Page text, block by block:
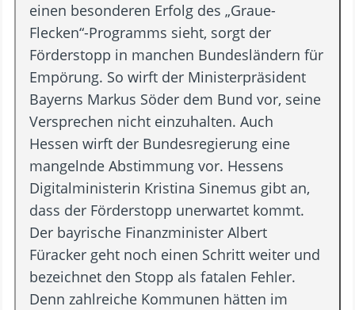
einen besonderen Erfolg des „Graue-
Flecken“-Programms sieht, sorgt der
Förderstopp in manchen Bundesländern für
Empörung. So wirft der Ministerpräsident
Bayerns Markus Söder dem Bund vor, seine
Versprechen nicht einzuhalten. Auch
Hessen wirft der Bundesregierung eine
mangelnde Abstimmung vor. Hessens
Digitalministerin Kristina Sinemus gibt an,
dass der Förderstopp unerwartet kommt.
Der bayrische Finanzminister Albert
Füracker geht noch einen Schritt weiter und
bezeichnet den Stopp als fatalen Fehler.
Denn zahlreiche Kommunen hätten im